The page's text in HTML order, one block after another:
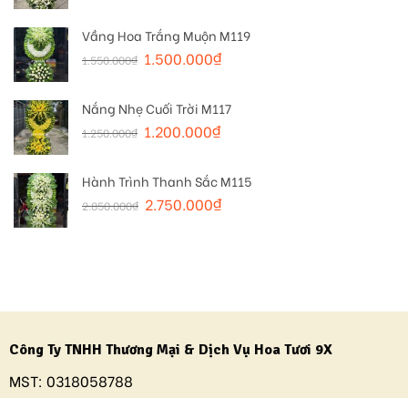
Vầng Hoa Trắng Muộn M119
1.550.000₫ 1.500.000₫
Nắng Nhẹ Cuối Trời M117
1.250.000₫ 1.200.000₫
Hành Trình Thanh Sắc M115
2.850.000₫ 2.750.000₫
Công Ty TNHH Thương Mại & Dịch Vụ Hoa Tươi 9X
MST: 0318058788